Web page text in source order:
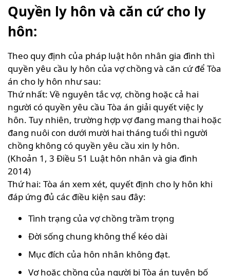
Quyền ly hôn và căn cứ cho ly
hôn:
Theo quy định của pháp luật hôn nhân gia đình thì
quyền yêu cầu ly hôn của vợ chồng và căn cứ để Tòa
án cho ly hôn như sau:
Thứ nhất: Về nguyên tắc vợ, chồng hoặc cả hai
người có quyền yêu cầu Tòa án giải quyết việc ly
hôn. Tuy nhiên, trường hợp vợ đang mang thai hoặc
đang nuôi con dưới mười hai tháng tuổi thì người
chồng không có quyền yêu cầu xin ly hôn.
(Khoản 1, 3 Điều 51 Luật hôn nhân và gia đình
2014)
Thứ hai: Tòa án xem xét, quyết định cho ly hôn khi
đáp ứng đủ các điều kiện sau đây:
Tình trạng của vợ chồng trầm trọng
Đời sống chung không thể kéo dài
Mục đích của hôn nhân không đạt.
Vợ hoặc chồng của người bị Tòa án tuyên bố